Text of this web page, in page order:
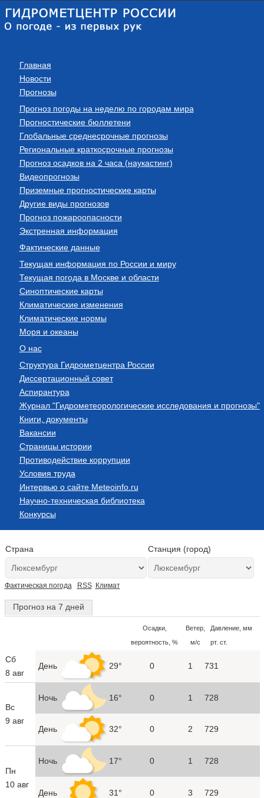
Главная
Новости
Прогнозы
Прогноз погоды на неделю по городам мира
Прогностические бюллетени
Глобальные среднесрочные прогнозы
Региональные краткосрочные прогнозы
Прогноз осадков на 2 часа (наукастинг)
Видеопрогнозы
Приземные прогностические карты
Другие виды прогнозов
Прогноз пожароопасности
Экстренная информация
Фактические данные
Текущая информация по России и миру
Текущая погода в Москве и области
Синоптические карты
Климатические изменения
Климатические нормы
Моря и океаны
О нас
Структура Гидрометцентра России
Диссертационный совет
Аспирантура
Журнал "Гидрометеорологические исследования и прогнозы"
Книги, документы
Вакансии
Страницы истории
Противодействие коррупции
Условия труда
Интервью о сайте Meteoinfo.ru
Научно-техническая библиотека
Конкурсы
Страна Станция (город)
Фактическая погода RSS Климат
Прогноз на 7 дней
Осадки,
вероятность, %
Ветер,
м/с
Давление, мм
рт. ст.
Сб
8 авг
День 29° 0 1 731
Вс
9 авг
Ночь 16° 0 1 728
День 32° 0 2 729
Пн
10 авг
Ночь 17° 0 1 728
День 31° 0 3 729